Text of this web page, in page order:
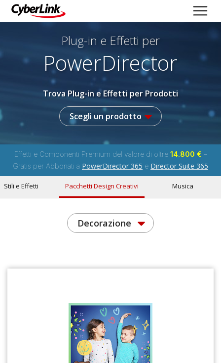
Plug-in e Effetti per
PowerDirector
Trova Plug-in e Effetti per Prodotti
Scegli un prodotto
Effetti e Componenti Premium del valore di oltre 14.800 € –
Gratis per Abbonati a PowerDirector 365 e Director Suite 365
Stili e Effetti Pacchetti Design Creativi Musica
Decorazione